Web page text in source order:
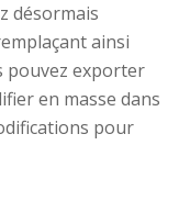
désormais
ainsi
pouvez exporter
en masse dans
pour